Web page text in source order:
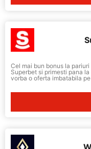
Cel mai bun bonus la
Superbet si primesti pana
vorba o oferta imbatabila